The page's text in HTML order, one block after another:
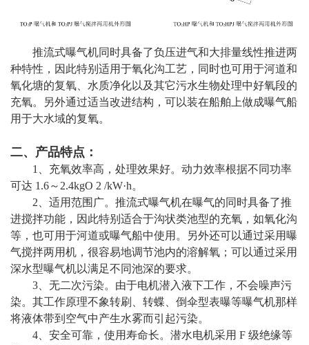
推流式曝气机同时具备了负压进气和大排量线性推进两
种特性，因此特别适用于氧化沟工艺，同时也可用于河道和
氧化塘的复氧、水质净化以及其它污水生物处理中好氧段的
充氧。另外通过适当改进结构，可以装在船舶上做成曝气船
用于大水域的复氧。
二、产品特点：
1、充氧效率高，处理效果好。动力效率根据不同功率
可达 1.6～2.4kgO 2 /kW·h。
2、适用范围广。推流式曝气机在曝气的同时具备了推
进搅拌功能，因此特别适合于沟状类池型的充氧，如氧化沟
等，也可用于河道或曝气船中使用。另外还可以通过采用曝
气搅拌两用机，很容易地调节池内的溶解氧；可以通过采用
深水型曝气机以满足不同池深的要求。
3、无二次污染。由于电机潜入液下工作，不会噪声污
染。其工作原理不象转刷、转蝶、倒伞型表曝等曝气机那样
将液体带到空气中产生水雾而引起污染。
4、安全可靠，使用寿命长。潜水电机采用 F 级绝缘等